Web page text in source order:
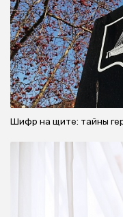
Шифр на щите: тайны